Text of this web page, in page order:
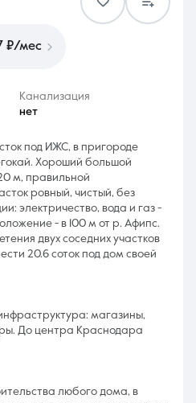
297-00-00
₽/мес
Канализация
нет
под ИЖС, в пригороде
Хороший большой
м, правильной
ровный, чистый, без
электричество, вода и газ -
- в 100 м от р. Афипс.
двух соседних участков
20.6 соток под дом своей
магазины,
До центра Краснодара
любого дома, в